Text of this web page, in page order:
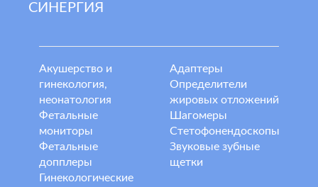
СИНЕРГИЯ
Акушерство и
гинекология,
неонатология
Фетальные
мониторы
Фетальные
допплеры
Гинекологические
Адаптеры
Определители
жировых отложений
Шагомеры
Стетофонендоскопы
Звуковые зубные
щетки